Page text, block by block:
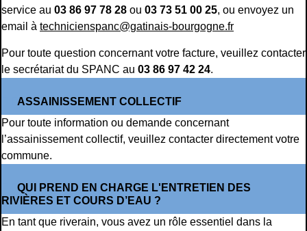
service au 03 86 97 78 28 ou 03 73 51 00 25, ou envoyez un
email à technicienspanc@gatinais-bourgogne.fr
Pour toute question concernant votre facture, veuillez contacter
le secrétariat du SPANC au 03 86 97 42 24.
ASSAINISSEMENT COLLECTIF
Pour toute information ou demande concernant
l’assainissement collectif, veuillez contacter directement votre
commune.
QUI PREND EN CHARGE L'ENTRETIEN DES
RIVIÈRES ET COURS D’EAU ?
En tant que riverain, vous avez un rôle essentiel dans la